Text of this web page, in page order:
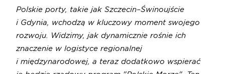
Polskie porty, takie jak Szczecin–Świnoujście
i Gdynia, wchodzą w kluczowy moment swojego
rozwoju. Widzimy, jak dynamicznie rośnie ich
znaczenie w logistyce regionalnej
i międzynarodowej, a teraz dodatkowo wspierać